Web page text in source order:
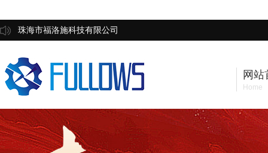
珠海市福洛施科技有限公司
网站
Home